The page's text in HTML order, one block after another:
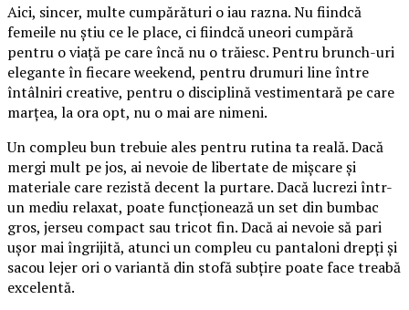
Aici, sincer, multe cumpărături o iau razna. Nu fiindcă
femeile nu știu ce le place, ci fiindcă uneori cumpără
pentru o viață pe care încă nu o trăiesc. Pentru brunch-uri
elegante în fiecare weekend, pentru drumuri line între
întâlniri creative, pentru o disciplină vestimentară pe care
marțea, la ora opt, nu o mai are nimeni.
Un compleu bun trebuie ales pentru rutina ta reală. Dacă
mergi mult pe jos, ai nevoie de libertate de mișcare și
materiale care rezistă decent la purtare. Dacă lucrezi într-
un mediu relaxat, poate funcționează un set din bumbac
gros, jerseu compact sau tricot fin. Dacă ai nevoie să pari
ușor mai îngrijită, atunci un compleu cu pantaloni drepți și
sacou lejer ori o variantă din stofă subțire poate face treabă
excelentă.